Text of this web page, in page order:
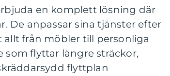
en komplett lösning där
De anpassar sina tjänster efter
från möbler till personliga
som flyttar längre sträckor,
flyttplan